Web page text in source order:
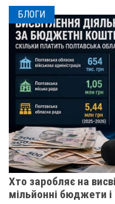
БЛОГИ
Хто заробляє на
мільйонні бюджети і